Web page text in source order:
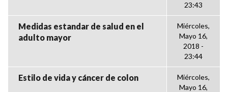
23:43
Medidas estandar de salud en el
adulto mayor
Miércoles,
Mayo 16,
2018 -
23:44
Estilo de vida y cáncer de colon
Miércoles,
Mayo 16,